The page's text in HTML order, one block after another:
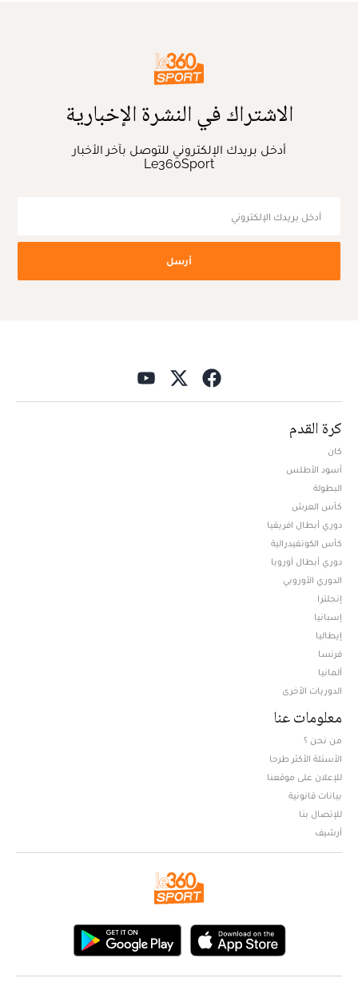
الاشتراك في النشرة الإخبارية
أدخل بريدك الإلكتروني للتوصل بآخر الأخبار
Le360Sport
أرسل
كرة القدم
كان
أسود الأطلس
البطولة
كأس العرش
دوري أبطال افريقيا
كأس الكونفيدرالية
دوري أبطال أوروبا
الدوري الأوروبي
إنجلترا
إسبانيا
إيطاليا
فرنسا
ألمانيا
الدوريات الأخرى
معلومات عنا
من نحن ؟
الأسئلة الأكثر طرحا
للإعلان على موقعنا
بيانات قانونية
للإتصال بنا
أرشيف